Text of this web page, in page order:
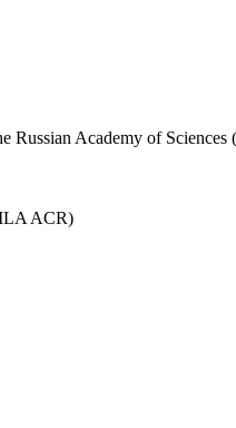
Russian Academy of
ACR)